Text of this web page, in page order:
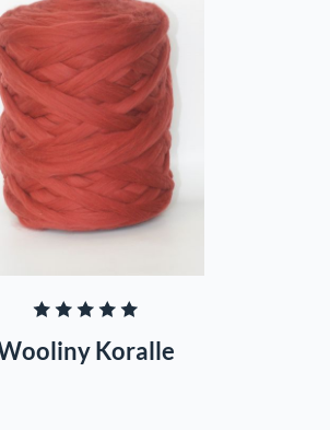
In den Warenkorb
Koralle